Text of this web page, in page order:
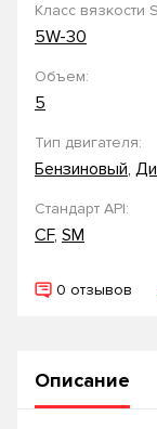
Класс вязкости
5W-30
Объем:
5
Тип двигателя:
Бензиновый,
Стандарт API:
CF, SM
0 отзывов
Описание